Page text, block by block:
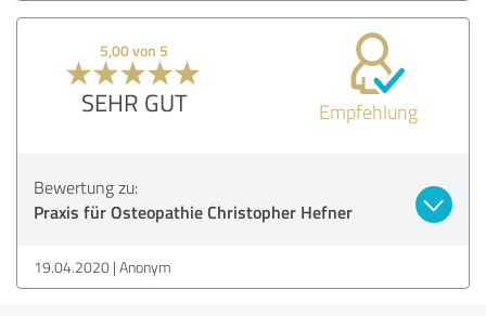
5,00 von 5
SEHR GUT Empfehlung
Bewertung zu:
Praxis für Osteopathie Christopher Hefner
19.04.2020 Anonym